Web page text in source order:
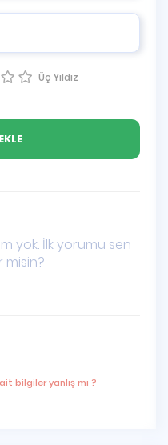
Üç Yıldız
yok. İlk yorumu sen
misin?
bilgiler yanlış mı ?